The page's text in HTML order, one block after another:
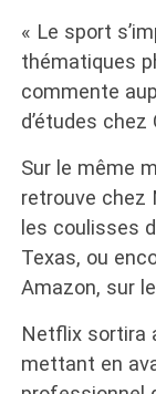
« Le sport
thématiques
commente
d’études chez
Sur le même
retrouve chez
les coulisses
Texas, ou
Amazon, sur
Netflix sortira
mettant en